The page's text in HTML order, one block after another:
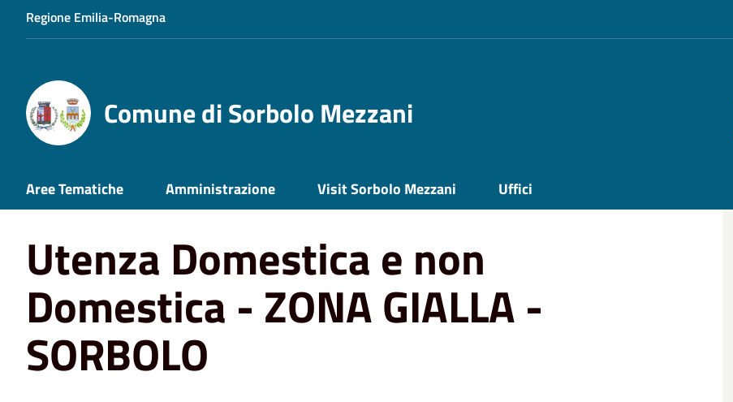
Regione Emilia-Romagna
Comune di Sorbolo Mezzani
Aree Tematiche Amministrazione Visit Sorbolo Mezzani Uffici
Home Calendari raccolta rifiuti Utenza Domestica e non Domestica - ZONA GIALLA - SORBOLO
Utenza Domestica e non
Domestica - ZONA GIALLA -
SORBOLO